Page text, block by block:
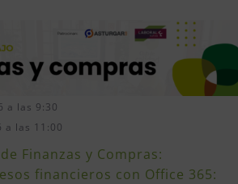
a las 9:30
las 11:00
Finanzas y Compras:
financieros con Office 365: